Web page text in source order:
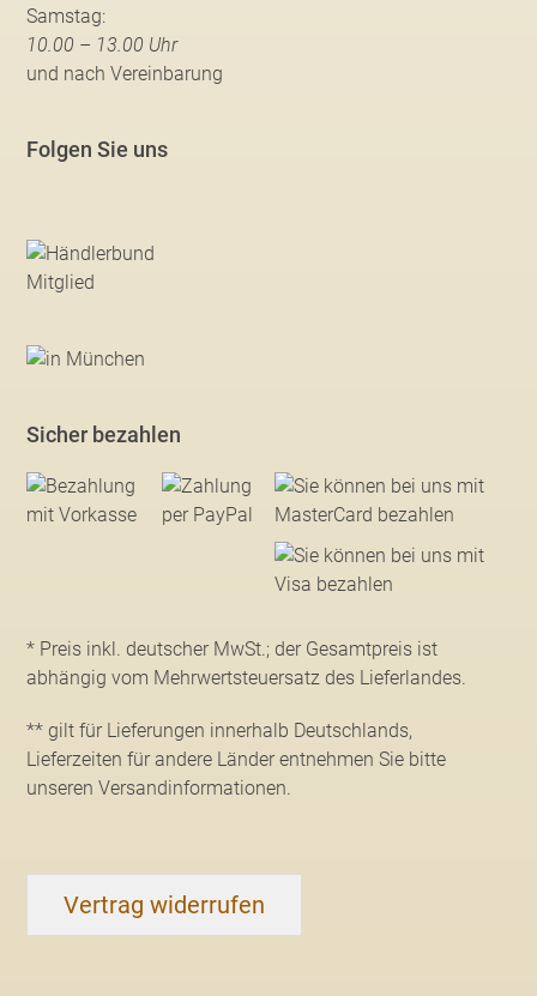
Samstag:
10.00 – 13.00 Uhr
und nach Vereinbarung
Folgen Sie uns
Sicher bezahlen
* Preis inkl. deutscher MwSt.; der Gesamtpreis ist
abhängig vom Mehrwertsteuersatz des Lieferlandes.
** gilt für Lieferungen innerhalb Deutschlands,
Lieferzeiten für andere Länder entnehmen Sie bitte
unseren Versandinformationen.
Vertrag widerrufen